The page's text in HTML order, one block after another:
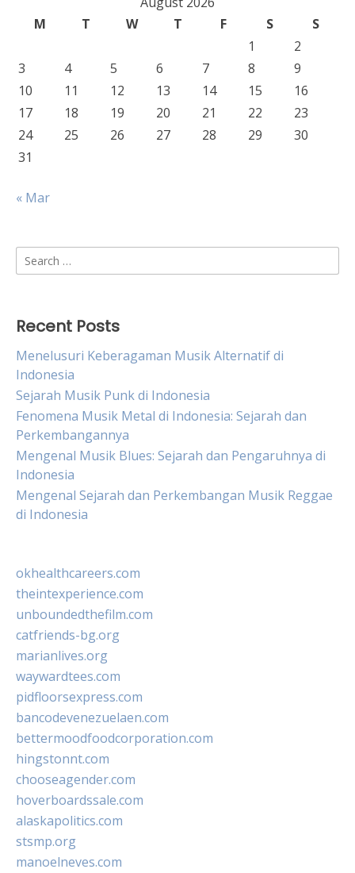
M
T W T F S
S
1
2
3
4 5 6 7 8
9
10
11 12 13 14 15
16
17
18 19 20 21 22
23
24
25 26 27 28 29
30
31
« Mar
Search
for:
Recent Posts
Menelusuri Keberagaman Musik Alternatif di
Indonesia
Sejarah Musik Punk di Indonesia
Fenomena Musik Metal di Indonesia: Sejarah dan
Perkembangannya
Mengenal Musik Blues: Sejarah dan Pengaruhnya di
Indonesia
Mengenal Sejarah dan Perkembangan Musik Reggae
di Indonesia
okhealthcareers.com
theintexperience.com
unboundedthefilm.com
catfriends-bg.org
marianlives.org
waywardtees.com
pidfloorsexpress.com
bancodevenezuelaen.com
bettermoodfoodcorporation.com
hingstonnt.com
chooseagender.com
hoverboardssale.com
alaskapolitics.com
stsmp.org
manoelneves.com